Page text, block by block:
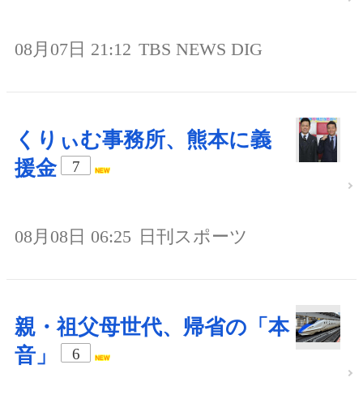
08月07日 21:12 TBS NEWS DIG
くりぃむ事務所、熊本に義
援金
7
08月08日 06:25 日刊スポーツ
親・祖父母世代、帰省の「本
音」
6